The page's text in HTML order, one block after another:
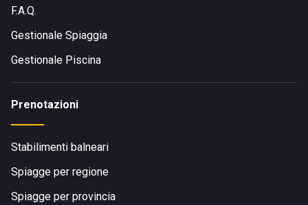
F.A.Q.
Gestionale Spiaggia
Gestionale Piscina
Prenotazioni
Stabilimenti balneari
Spiagge per regione
Spiagge per provincia